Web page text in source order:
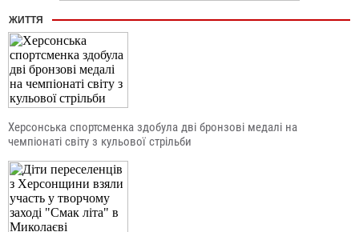
ЖИТТЯ
Херсонська спортсменка здобула дві бронзові медалі на
чемпіонаті світу з кульової стрільби